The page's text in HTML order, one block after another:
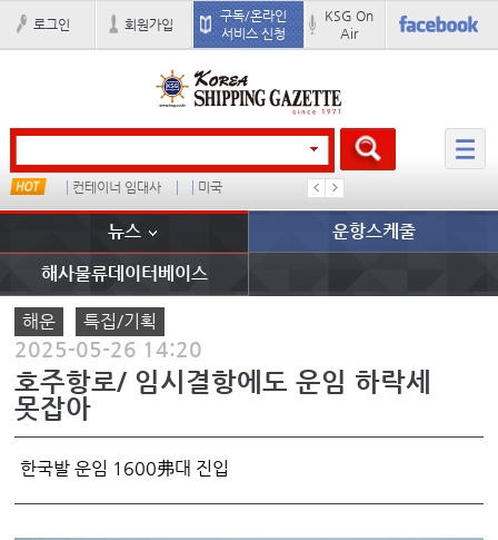
로그인 회원가입
구독/온라인
서비스 신청
KSG On
Air
컨테이너 임대사 미국 더블
뉴스 운항스케줄
해사물류데이터베이스
해운 특집/기획
2025-05-26 14:20
호주항로/ 임시결항에도 운임 하락세
못잡아
한국발 운임 1600弗대 진입